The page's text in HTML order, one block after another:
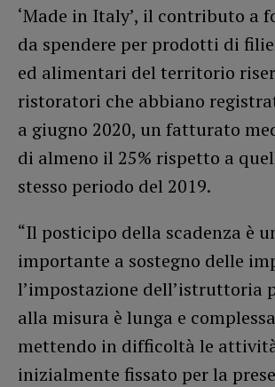
‘Made in Italy’, il contributo a
da spendere per prodotti di
ed alimentari del territorio
ristoratori che abbiano
a giugno 2020, un fatturato
di almeno il 25% rispetto a
stesso periodo del 2019.
“Il posticipo della scadenza è
importante a sostegno delle
l’impostazione dell’istruttoria
alla misura è lunga e
mettendo in difficoltà le
inizialmente fissato per la